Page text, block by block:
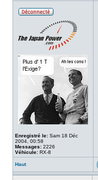
Enregistré le: Sam 18 Déc
2004, 00:58
Messages: 2226
Véhicule: RX-8
Haut